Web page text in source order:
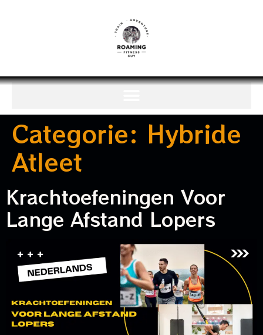
Categorie: Hybride
Atleet
Krachtoefeningen Voor
Lange Afstand Lopers